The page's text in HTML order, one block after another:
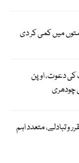
میں کمی کر دی
کی دعوت، اوپن
چودھری
و تبادلے، متعدد اہم